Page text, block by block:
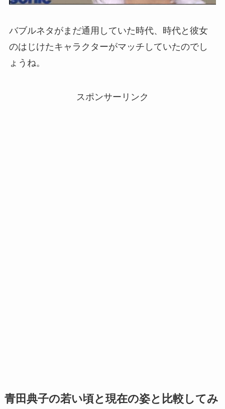
バブルネタがまだ通用していた時代、時代と彼女
のはじけたキャラクターがマッチしていたのでし
ょうね。
スポンサーリンク
青田典子の若い頃と現在の姿と比較してみ